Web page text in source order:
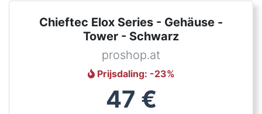
Chieftec Elox Series - Gehäuse -
Tower - Schwarz
proshop.at
Prijsdaling: -23%
47 €